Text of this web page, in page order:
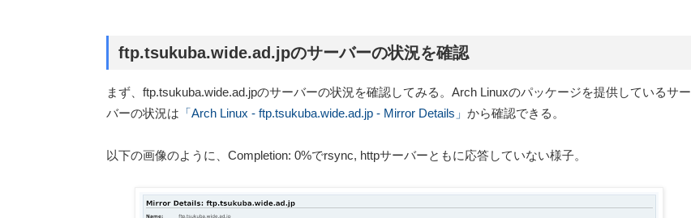
ftp.tsukuba.wide.ad.jpのサーバーの状況を確認
まず、ftp.tsukuba.wide.ad.jpのサーバーの状況を確認してみる。Arch Linuxのパッケージを提供しているサー
バーの状況は 「Arch Linux - ftp.tsukuba.wide.ad.jp - Mirror Details」 から確認できる。
以下の画像のように、Completion: 0%でrsync, httpサーバーともに応答していない様子。